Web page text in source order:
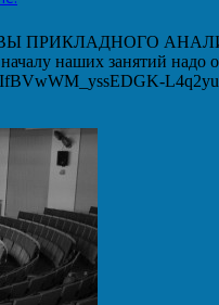
АНАЛИЗА
наших занятий